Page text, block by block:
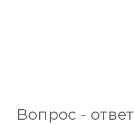
Вопрос - ответ